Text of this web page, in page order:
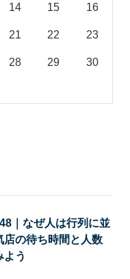
14 15 16
21 22 23
28 29 30
｜なぜ人は行列に並
店の待ち時間と人数
よう